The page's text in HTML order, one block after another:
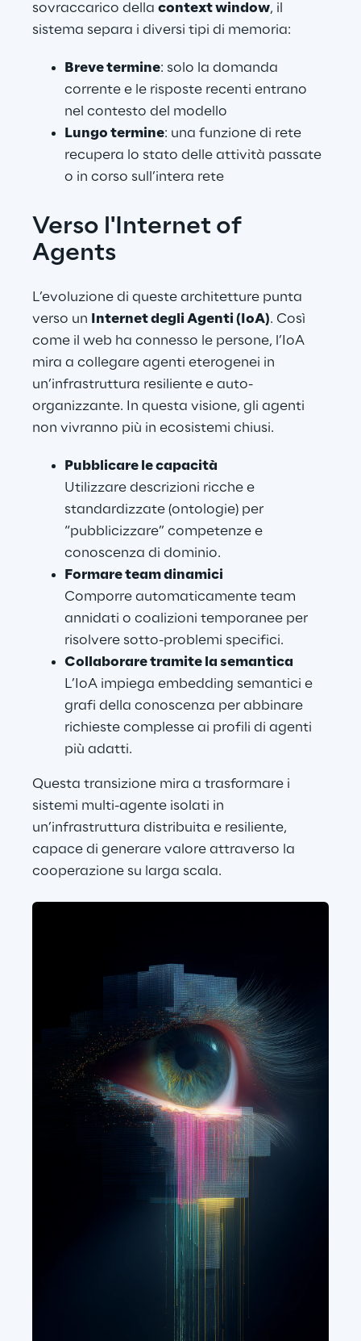
sovraccarico della context window, il
sistema separa i diversi tipi di memoria:
Breve termine: solo la domanda
corrente e le risposte recenti entrano
nel contesto del modello
Lungo termine: una funzione di rete
recupera lo stato delle attività passate
o in corso sull’intera rete
Verso l'Internet of
Agents
L’evoluzione di queste architetture punta
verso un
Internet degli Agenti (IoA). Così
come il web ha connesso le persone, l’IoA
mira a collegare agenti eterogenei in
un’infrastruttura resiliente e auto-
organizzante. In questa visione, gli agenti
non vivranno più in ecosistemi chiusi.
Pubblicare le capacità
Utilizzare descrizioni ricche e
standardizzate (ontologie) per
“pubblicizzare” competenze e
conoscenza di dominio.
Formare team dinamici
Comporre automaticamente team
annidati o coalizioni temporanee per
risolvere sotto-problemi specifici.
Collaborare tramite la semantica
L’IoA impiega embedding semantici e
grafi della conoscenza per abbinare
richieste complesse ai profili di agenti
più adatti.
Questa transizione mira a trasformare i
sistemi multi-agente isolati in
un’infrastruttura distribuita e resiliente,
capace di generare valore attraverso la
cooperazione su larga scala.